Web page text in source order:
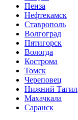
Пенза
Нефтекамск
Ставрополь
Волгоград
Пятигорск
Вологда
Кострома
Томск
Череповец
Нижний Тагил
Махачкала
Саранск